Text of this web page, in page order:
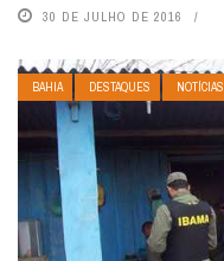
30 DE JULHO DE 2016
BAHIA DESTAQUES NOTÍCIAS